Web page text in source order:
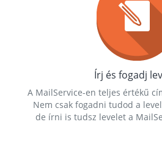
Írj és fogadj
A MailService-en teljes értékű
Nem csak fogadni tudod a
de írni is tudsz levelet a